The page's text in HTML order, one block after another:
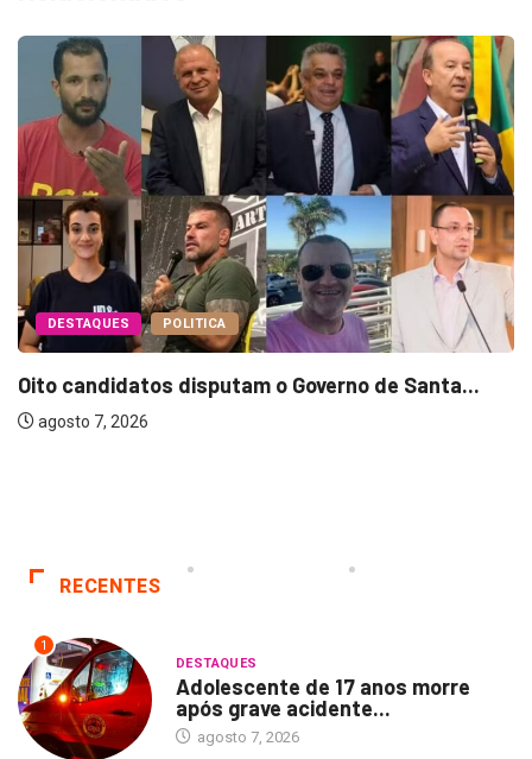
DESTAQUES POLITICA
Oito candidatos disputam o Governo de Santa...
agosto 7, 2026
RECENTES
1
DESTAQUES
Adolescente de 17 anos morre
após grave acidente...
agosto 7, 2026